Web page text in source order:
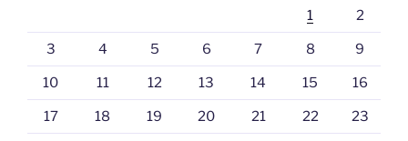
1 2
3 4 5 6 7 8 9
10 11 12 13 14 15 16
17 18 19 20 21 22 23